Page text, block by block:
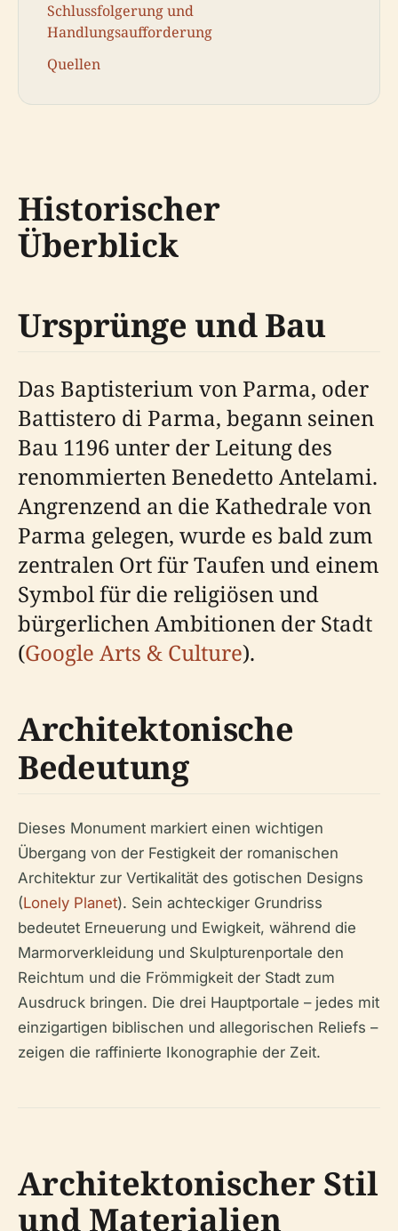
Schlussfolgerung und
Handlungsaufforderung
Quellen
Historischer
Überblick
Ursprünge und Bau
Das Baptisterium von Parma, oder
Battistero di Parma, begann seinen
Bau 1196 unter der Leitung des
renommierten Benedetto Antelami.
Angrenzend an die Kathedrale von
Parma gelegen, wurde es bald zum
zentralen Ort für Taufen und einem
Symbol für die religiösen und
bürgerlichen Ambitionen der Stadt
(Google Arts & Culture).
Architektonische
Bedeutung
Dieses Monument markiert einen wichtigen
Übergang von der Festigkeit der romanischen
Architektur zur Vertikalität des gotischen Designs
(Lonely Planet). Sein achteckiger Grundriss
bedeutet Erneuerung und Ewigkeit, während die
Marmorverkleidung und Skulpturenportale den
Reichtum und die Frömmigkeit der Stadt zum
Ausdruck bringen. Die drei Hauptportale – jedes mit
einzigartigen biblischen und allegorischen Reliefs –
zeigen die raffinierte Ikonographie der Zeit.
Architektonischer Stil
und Materialien